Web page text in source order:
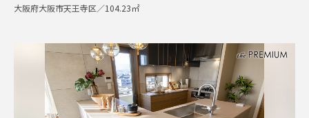
大阪府大阪市天王寺区／104.23㎡